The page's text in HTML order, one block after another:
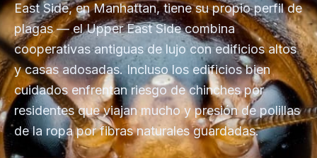
East Side, en Manhattan, tiene su propio perfil de
plagas — el Upper East Side combina
cooperativas antiguas de lujo con edificios altos
y casas adosadas. Incluso los edificios bien
cuidados enfrentan riesgo de chinches por
residentes que viajan mucho y presión de polillas
de la ropa por fibras naturales guardadas.